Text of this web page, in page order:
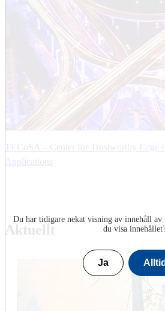
Du har tidigare nekat visning av innehåll av
du visa
Ja Alltid
TECoSA – Center for Trustworthy Edge
Applications
Aktuellt